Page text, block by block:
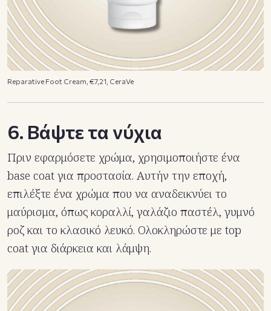
Reparative Foot Cream, €7,21, CeraVe
6. Βάψτε τα νύχια
Πριν εφαρμόσετε χρώμα, χρησιμοποιήστε ένα
base coat για προστασία. Αυτήν την εποχή,
επιλέξτε ένα χρώμα που να αναδεικνύει το
μαύρισμα, όπως κοραλλί, γαλάζιο παστέλ, γυμνό
ροζ και το κλασικό λευκό. Ολοκληρώστε με top
coat για διάρκεια και λάμψη.